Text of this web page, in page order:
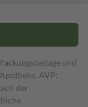
und
AVP:
der